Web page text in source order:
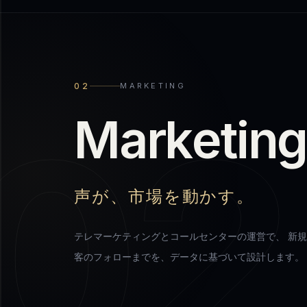
02 MARKETING
Marketing
声が、市場を動かす。
テレマーケティングとコールセンターの運営で、 新
客のフォローまでを、データに基づいて設計します。